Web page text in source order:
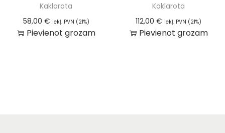
Kaklarota
58,00 € iekļ. PVN (21%)
Pievienot grozam
Kaklarota
112,00€ iekļ. PVN (21%)
Pievienot grozam